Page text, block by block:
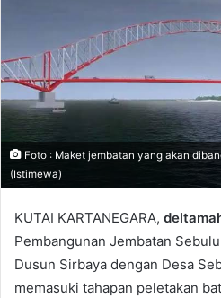
n
m
a
Foto : Maket jembatan yang akan
(Istimewa)
KUTAI KARTANEGARA,
Pembangunan Jembatan
Dusun Sirbaya dengan Desa
memasuki tahapan peletakan